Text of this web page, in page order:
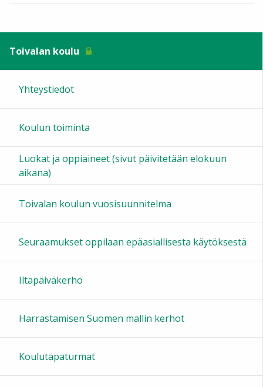
Toivalan koulu
Yhteystiedot
Koulun toiminta
Luokat ja oppiaineet (sivut päivitetään elokuun
aikana)
Toivalan koulun vuosisuunnitelma
Seuraamukset oppilaan epäasiallisesta käytöksestä
Iltapäiväkerho
Harrastamisen Suomen mallin kerhot
Koulutapaturmat